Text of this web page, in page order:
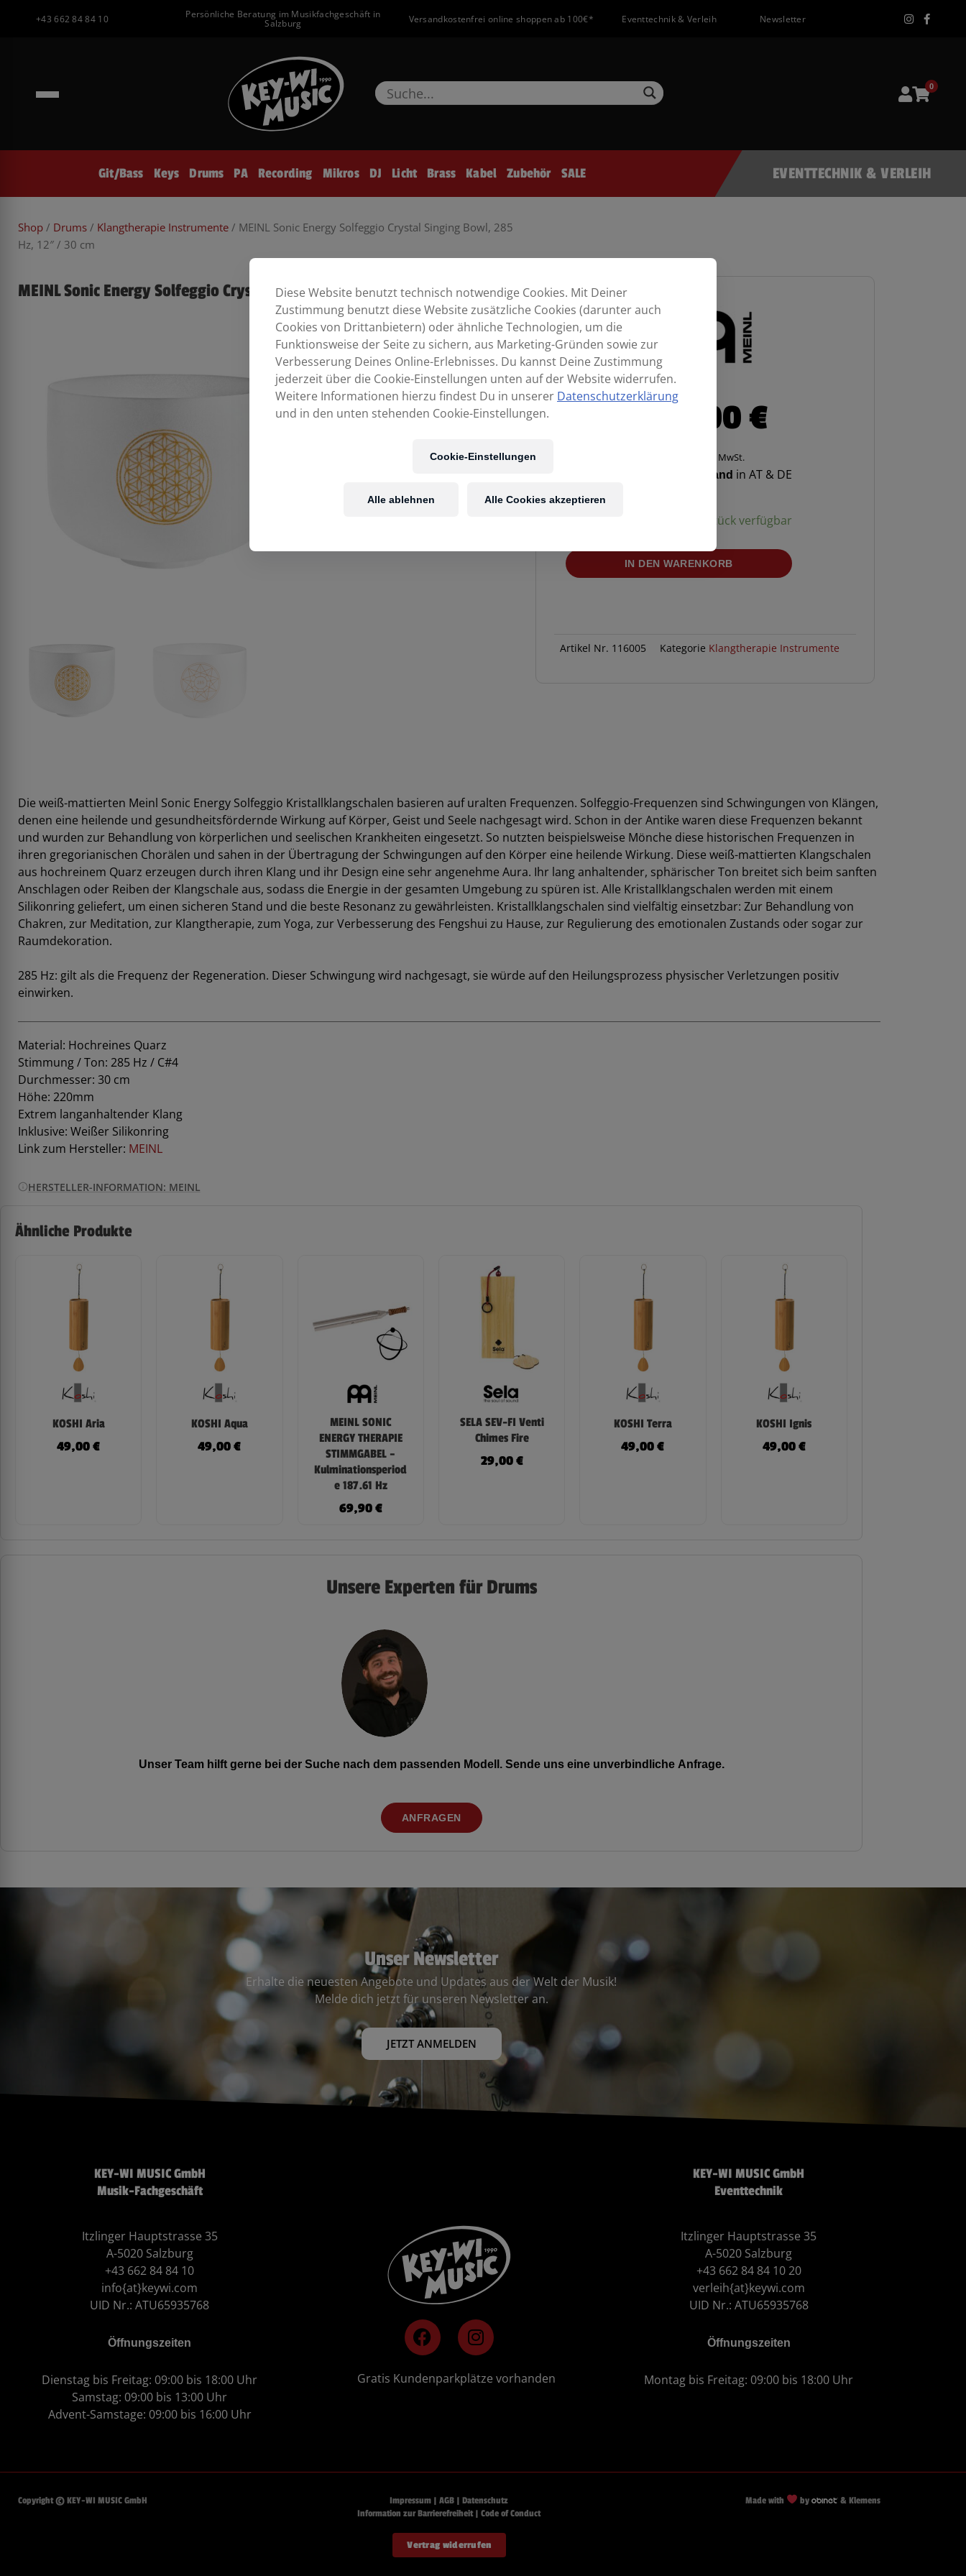
springen+43 662 84 84 10 Persönliche Beratung im Musikfachgeschäft in
Salzburg Versandkostenfrei online shoppen ab 100€* Eventtechnik & Verleih Newsletter
0
Git/Bass Keys Drums PA Recording Mikros DJ Licht Brass Kabel Zubehör SALE EVENTTECHNIK & VERLEIH
Shop / Drums / Klangtherapie Instrumente / MEINL Sonic Energy Solfeggio Crystal Singing Bowl, 285
Hz, 12″ / 30 cm
MEINL Sonic Energy Solfeggio Crystal Singing Bowl, 285 Hz, 12″ / 30 cm
229,00€
Enthält 20% MwSt.
Kostenloser Versand in AT & DE
1 Stück verfügbar
MEINL
Sonic
Singing
IN DEN WARENKORB
Artikel Nr. 116005 Kategorie Klangtherapie Instrumente
Die weiß-mattierten Meinl Sonic Energy Solfeggio Kristallklangschalen basieren auf uralten Frequenzen. Solfeggio-Frequenzen sind Schwingungen von Klängen,
denen eine heilende und gesundheitsfördernde Wirkung auf Körper, Geist und Seele nachgesagt wird. Schon in der Antike waren diese Frequenzen bekannt
und wurden zur Behandlung von körperlichen und seelischen Krankheiten eingesetzt. So nutzten beispielsweise Mönche diese historischen Frequenzen in
ihren gregorianischen Chorälen und sahen in der Übertragung der Schwingungen auf den Körper eine heilende Wirkung. Diese weiß-mattierten Klangschalen
aus hochreinem Quarz erzeugen durch ihren Klang und ihr Design eine sehr angenehme Aura. Ihr lang anhaltender, sphärischer Ton breitet sich beim sanften
Anschlagen oder Reiben der Klangschale aus, sodass die Energie in der gesamten Umgebung zu spüren ist. Alle Kristallklangschalen werden mit einem
Silikonring geliefert, um einen sicheren Stand und die beste Resonanz zu gewährleisten. Kristallklangschalen sind vielfältig einsetzbar: Zur Behandlung von
Chakren, zur Meditation, zur Klangtherapie, zum Yoga, zur Verbesserung des Fengshui zu Hause, zur Regulierung des emotionalen Zustands oder sogar zur
Raumdekoration.
285 Hz: gilt als die Frequenz der Regeneration. Dieser Schwingung wird nachgesagt, sie würde auf den Heilungsprozess physischer Verletzungen positiv
einwirken.
Material: Hochreines Quarz
Stimmung / Ton: 285 Hz / C#4
Durchmesser: 30 cm
Höhe: 220mm
Extrem langanhaltender Klang
Inklusive: Weißer Silikonring
Link zum Hersteller: MEINL
HERSTELLER-INFORMATION: MEINL
Ähnliche Produkte
KOSHI Aria
49,00€
KOSHI Aqua
49,00€
MEINL SONIC
ENERGY THERAPIE
STIMMGABEL –
Kulminationsperiod
e 187.61 Hz
69,90€
SELA SEV-FI Venti
Chimes Fire
29,00€
KOSHI Terra
49,00€
KOSHI Ignis
49,00€
Unsere Experten für Drums
Unser Team hilft gerne bei der Suche nach dem passenden Modell. Sende uns eine unverbindliche Anfrage.
ANFRAGEN
Unser Newsletter
Erhalte die neuesten Angebote und Updates aus der Welt der Musik!
Melde dich jetzt für unseren Newsletter an.
JETZT ANMELDEN
KEY-WI MUSIC GmbH
Musik-Fachgeschäft
Itzlinger Hauptstrasse 35
A-5020 Salzburg
+43 662 84 84 10
info{at}keywi.com
UID Nr.: ATU65935768
Öffnungszeiten
Dienstag bis Freitag: 09:00 bis 18:00 Uhr
Samstag: 09:00 bis 13:00 Uhr
Advent-Samstage: 09:00 bis 16:00 Uhr
F
a
c
e
I
n
s
t
m
Gratis Kundenparkplätze vorhanden
KEY-WI MUSIC GmbH
Eventtechnik
Itzlinger Hauptstrasse 35
A-5020 Salzburg
+43 662 84 84 10 20
verleih{at}keywi.com
UID Nr.: ATU65935768
Öffnungszeiten
Montag bis Freitag: 09:00 bis 18:00 Uhr
Copyright © KEY-WI MUSIC GmbH Impressum |AGB |Datenschutz
Information zur Barrierefreiheit|Code of Conduct
Vertrag widerrufen
Made with by & Klemens
Diese Website benutzt technisch notwendige Cookies. Mit Deiner
Zustimmung benutzt diese Website zusätzliche Cookies (darunter auch
Cookies von Drittanbietern) oder ähnliche Technologien, um die
Funktionsweise der Seite zu sichern, aus Marketing-Gründen sowie zur
Verbesserung Deines Online-Erlebnisses. Du kannst Deine Zustimmung
jederzeit über die Cookie-Einstellungen unten auf der Website widerrufen.
Weitere Informationen hierzu findest Du in unserer Datenschutzerklärung
und in den unten stehenden Cookie-Einstellungen.
Cookie-Einstellungen
Alle ablehnen Alle Cookies akzeptieren